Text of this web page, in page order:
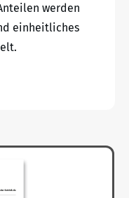
werden
einheitliches